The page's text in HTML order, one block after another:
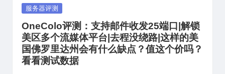
Posted
服务器评测
OneColo评测：支持邮件收发25端口|解锁
美区多个流媒体平台|去程没绕路|这样的美
国佛罗里达州会有什么缺点？值这个价吗？
看看测试数据